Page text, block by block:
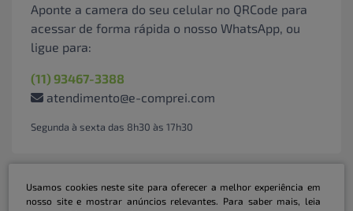
Aponte a camera do seu celular no QRCode para
acessar de forma rápida o nosso WhatsApp, ou
ligue para:
(11) 93467-3388
atendimento@e-comprei.com
Segunda à sexta das 8h30 às 17h30
Usamos cookies neste site para oferecer a melhor experiência em
nosso site e mostrar anúncios relevantes. Para saber mais, leia